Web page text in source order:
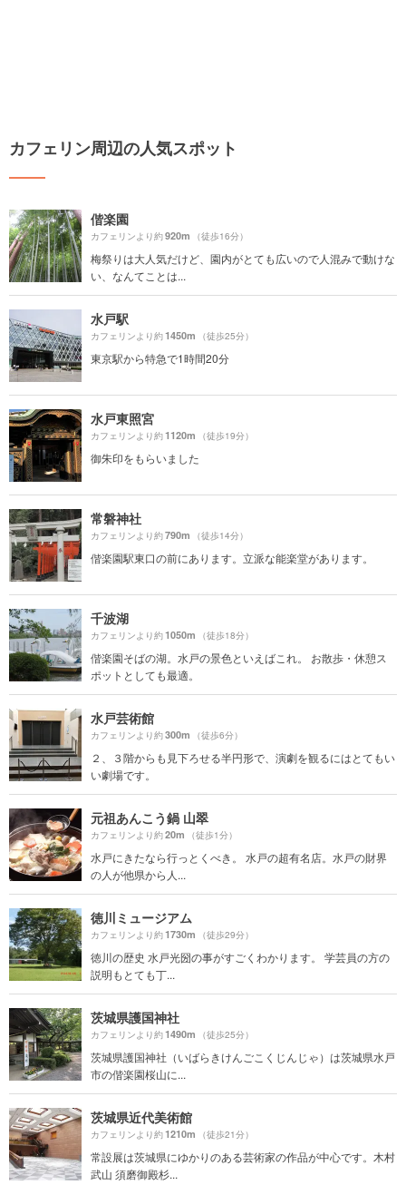
カフェリン周辺の人気スポット
偕楽園
カフェリンより約920m （徒歩16分）
梅祭りは大人気だけど、園内がとても広いので人混みで動けな
い、なんてことは...
水戸駅
カフェリンより約1450m （徒歩25分）
東京駅から特急で1時間20分
水戸東照宮
カフェリンより約1120m （徒歩19分）
御朱印をもらいました
常磐神社
カフェリンより約790m （徒歩14分）
偕楽園駅東口の前にあります。立派な能楽堂があります。
千波湖
カフェリンより約1050m （徒歩18分）
偕楽園そばの湖。水戸の景色といえばこれ。 お散歩・休憩ス
ポットとしても最適。
水戸芸術館
カフェリンより約300m （徒歩6分）
２、３階からも見下ろせる半円形で、演劇を観るにはとてもい
い劇場です。
元祖あんこう鍋 山翠
カフェリンより約20m （徒歩1分）
水戸にきたなら行っとくべき。 水戸の超有名店。水戸の財界
の人が他県から人...
徳川ミュージアム
カフェリンより約1730m （徒歩29分）
徳川の歴史 水戸光圀の事がすごくわかります。 学芸員の方の
説明もとても丁...
茨城県護国神社
カフェリンより約1490m （徒歩25分）
茨城県護国神社（いばらきけんごこくじんじゃ）は茨城県水戸
市の偕楽園桜山に...
茨城県近代美術館
カフェリンより約1210m （徒歩21分）
常設展は茨城県にゆかりのある芸術家の作品が中心です。木村
武山 須磨御殿杉...